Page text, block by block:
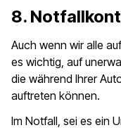
8.
Auch wenn wir alle
es wichtig, auf
die während Ihrer
auftreten können.
Im Notfall, sei es ein